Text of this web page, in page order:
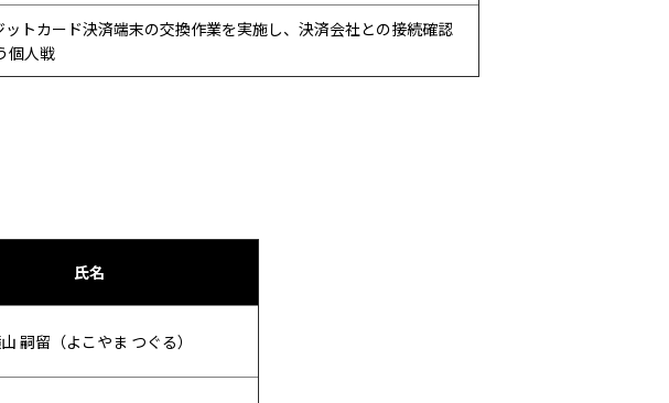
ットカード決済端末の交換作業を実施し、決済会社との接続確認
個人戦
氏名
嗣留（よこやま つぐる）